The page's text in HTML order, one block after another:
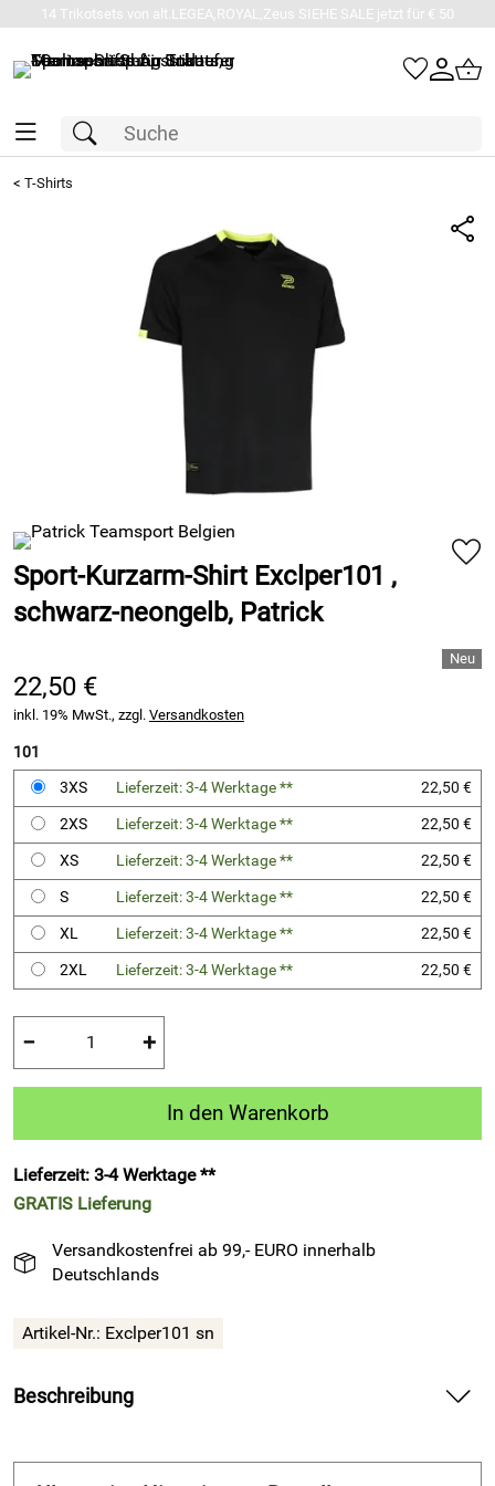
14 Trikotsets von alt.LEGEA,ROYAL,Zeus SIEHE SALE jetzt für € 50
< T-Shirts
Sport-Kurzarm-Shirt Exclper101 ,
schwarz-neongelb, Patrick
22,50 €
inkl. 19% MwSt., zzgl. Versandkosten
101
3XS
Lieferzeit: 3-4 Werktage **
22,50 €
2XS
Lieferzeit: 3-4 Werktage **
22,50 €
XS
Lieferzeit: 3-4 Werktage **
22,50 €
S
Lieferzeit: 3-4 Werktage **
22,50 €
XL
Lieferzeit: 3-4 Werktage **
22,50 €
2XL
Lieferzeit: 3-4 Werktage ** 22,50 €
− +
In den Warenkorb
Lieferzeit: 3-4 Werktage **
GRATIS Lieferung
Versandkostenfrei ab 99,- EURO innerhalb
Deutschlands
Artikel-Nr.: Exclper101 sn
Beschreibung
— liefert frische Performance auf dem Platz und im